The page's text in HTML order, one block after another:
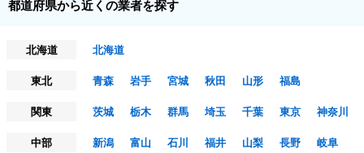
都道府県から近くの業者を探す
北海道
北海道
東北
青森 岩手 宮城 秋田 山形
福島
関東
茨城 栃木 群馬 埼玉 千葉 東京
神奈川
中部
新潟 富山 石川 福井 山梨 長野
岐阜